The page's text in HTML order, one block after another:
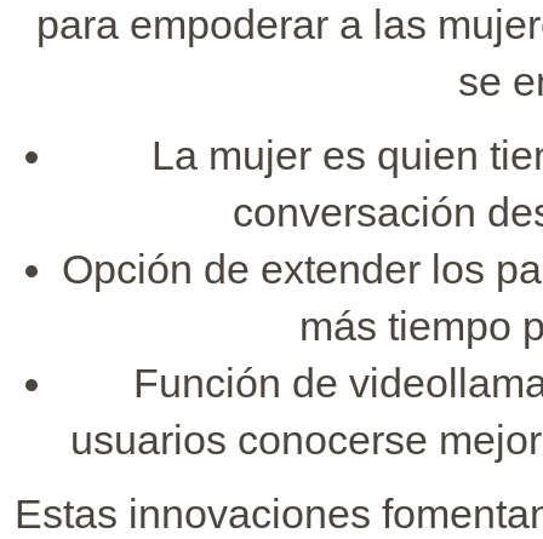
para empoderar a las
se
La mujer es quien
conversación
Opción de extender los
más tiempo
Función de
usuarios conocerse
Estas innovaciones